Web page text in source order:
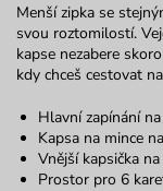
Menší zipka se
svou roztomilostí.
kapse nezabere
kdy chceš cestovat
Hlavní zapínání
Kapsa na mince
Vnější kapsička
Prostor pro 6